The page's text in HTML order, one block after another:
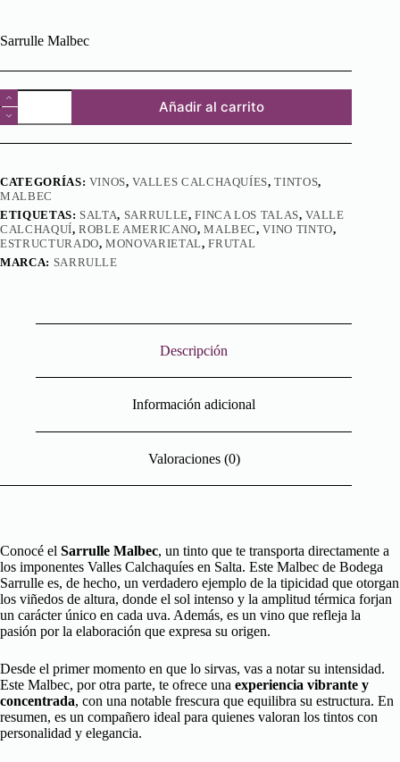
Sarrulle Malbec
Sarrulle
Malbec
cantidad
Añadir al carrito
CATEGORÍAS: VINOS,VALLES CALCHAQUÍES,TINTOS,
MALBEC
ETIQUETAS: SALTA, SARRULLE,FINCA LOS TALAS,VALLE
CALCHAQUÍ,ROBLE AMERICANO,MALBEC,VINO TINTO,
ESTRUCTURADO,MONOVARIETAL,FRUTAL
MARCA: SARRULLE
Descripción
Información adicional
Valoraciones (0)
Conocé el Sarrulle Malbec, un tinto que te transporta directamente a
los imponentes Valles Calchaquíes en Salta. Este Malbec de Bodega
Sarrulle es, de hecho, un verdadero ejemplo de la tipicidad que otorgan
los viñedos de altura, donde el sol intenso y la amplitud térmica forjan
un carácter único en cada uva. Además, es un vino que refleja la
pasión por la elaboración que expresa su origen.
Desde el primer momento en que lo sirvas, vas a notar su intensidad.
Este Malbec, por otra parte, te ofrece una experiencia vibrante y
concentrada, con una notable frescura que equilibra su estructura. En
resumen, es un compañero ideal para quienes valoran los tintos con
personalidad y elegancia.